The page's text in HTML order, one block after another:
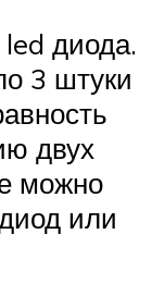
диода.
3 штуки
двух
можно
или